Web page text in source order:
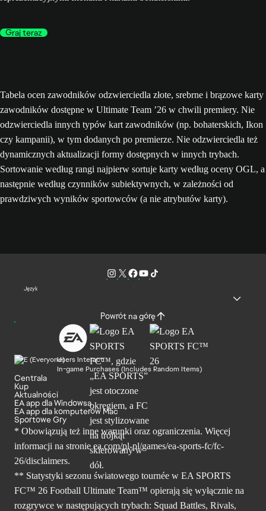
Graj teraz
Tabela ocen zawodników odzwierciedla złote, srebrne i brązowe karty
zawodników dostępne w Ultimate Team ’26 w chwili premiery. Nie
odzwierciedla innych typów kart zawodników (np. bohaterskich, Ikon
czy kampanii), w tym dodanych po premierze. Nie odzwierciedla też
dynamicznych aktualizacji formy dostępnych w innych trybach.
Sortowanie według rangi najpierw sortuje karty według oceny OGL, a
następnie według czynników subiektywnych, w zależności od
prawdziwych wyników sportowców (a nie atrybutów karty).
Język
Powrót na górę
Users Interact
In-game Purchases (Includes Random Items)
Centrala
Kup
Aktualności
EA app dla Windowsa
EA app dla komputerów Mac
Sportowe Gry
* Obowiązują też inne warunki oraz ograniczenia. Więcej
informacji na stronie ea.com/pl-pl/games/ea-sports-fc/fc-
26/disclaimers.
** Statystyki sezonu światowego tournée w EA SPORTS
FC™ 26 Football Ultimate Team™ opierają się wyłącznie na
rozgrywce w następujących trybach: Squad Battles, Rivals,